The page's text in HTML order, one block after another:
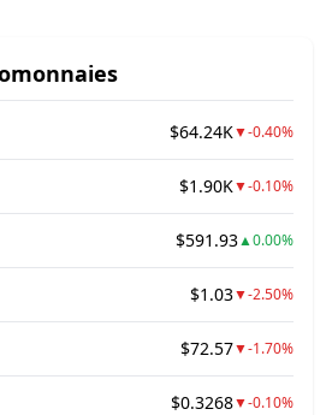
$64.24K▼-0.40%
$1.90K▼-0.10%
$591.93▲0.00%
$1.03▼-2.50%
$72.57▼-1.70%
$0.3268▼-0.10%